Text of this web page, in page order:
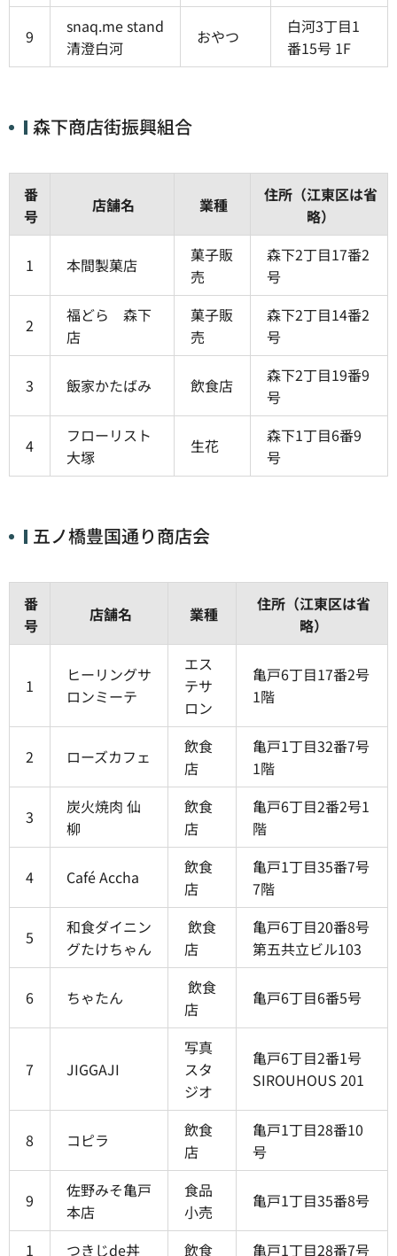
9
snaq.me stand
清澄白河
おやつ
白河3丁目1
番15号 1F
森下商店街振興組合
番
号
店舗名 業種
住所（江東区は省
略）
1 本間製菓店
菓子販
売
森下2丁目17番2
号
2
福どら 森下
店
菓子販
売
森下2丁目14番2
号
3 飯家かたばみ 飲食店
森下2丁目19番9
号
4
フローリスト
大塚
生花
森下1丁目6番9
号
五ノ橋豊国通り商店会
番
号
店舗名 業種
住所（江東区は省
略）
1
ヒーリングサ
ロンミーテ
エス
テサ
ロン
亀戸6丁目17番2号
1階
2 ローズカフェ
飲食
店
亀戸1丁目32番7号
1階
3
炭火焼肉 仙
柳
飲食
店
亀戸6丁目2番2号1
階
4 Café Accha
飲食
店
亀戸1丁目35番7号
7階
5
和食ダイニン
グたけちゃん
飲食
店
亀戸6丁目20番8号
第五共立ビル103
6 ちゃたん
飲食
店
亀戸6丁目6番5号
7 JIGGAJI
写真
スタ
ジオ
亀戸6丁目2番1号
SIROUHOUS 201
8 コピラ
飲食
店
亀戸1丁目28番10
号
9
佐野みそ亀戸
本店
食品
小売
亀戸1丁目35番8号
1 つきじde丼 飲食 亀戸1丁目28番7号